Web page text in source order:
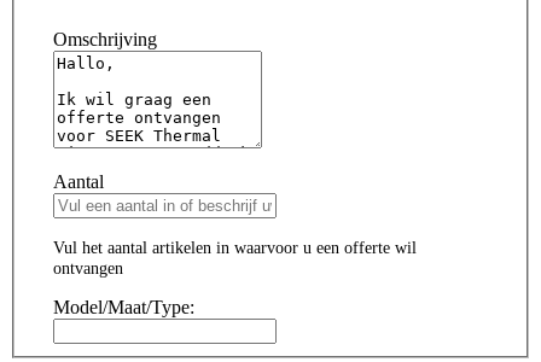
Omschrijving
Aantal
Vul het aantal artikelen in waarvoor u een offerte wil
ontvangen
Model/Maat/Type: